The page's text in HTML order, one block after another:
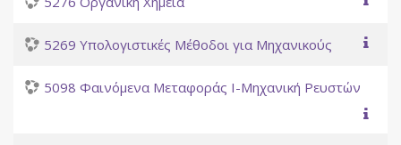
5269 Υπολογιστικές Μέθοδοι για Μηχανικούς
5098 Φαινόμενα Μεταφοράς Ι-Μηχανική Ρευστών